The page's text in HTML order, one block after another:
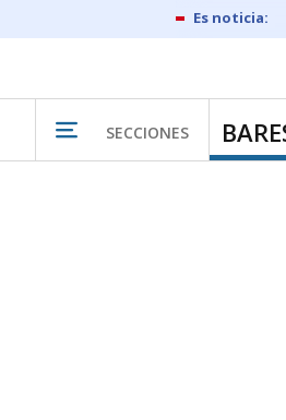
SECCIONES